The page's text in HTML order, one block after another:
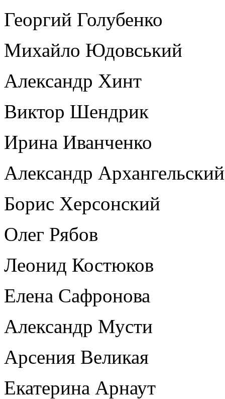
Георгий Голубенко
Михайло Юдовський
Александр Хинт
Виктор Шендрик
Ирина Иванченко
Александр Архангельский
Борис Херсонский
Олег Рябов
Леонид Костюков
Елена Сафронова
Александр Мусти
Арсения Великая
Екатерина Арнаут